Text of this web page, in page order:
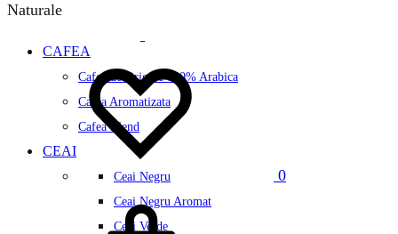
Naturale
CAFEA
Cafea de Origine 100% Arabica
Cafea Aromatizata
Cafea Blend
CEAI
Ceai Negru
Ceai Negru Aromat
Ceai Verde
0